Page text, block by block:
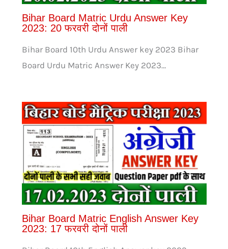
Bihar Board Matric Urdu Answer Key
2023: 20 फरवरी दोनों पाली
Bihar Board 10th Urdu Answer key 2023 Bihar
Board Urdu Matric Answer Key 2023…
Bihar Board Matric English Answer Key
2023: 17 फरवरी दोनों पाली